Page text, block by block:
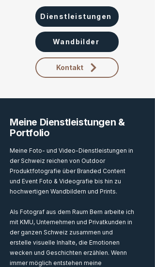
Dienstleistungen
Wandbilder
Kontakt
Meine Dienstleistungen &
Portfolio
Meine Foto- und Video-Dienstleistungen in
der Schweiz reichen von Outdoor
Produktfotografie über Branded Content
und Event Foto & Videografie bis hin zu
hochwertigen Wandbildern und Prints.
Als Fotograf aus dem Raum Bern arbeite ich
mit KMU, Unternehmen und Privatkunden in
der ganzen Schweiz zusammen und
erstelle visuelle Inhalte, die Emotionen
wecken und Geschichten erzählen. Wenn
immer möglich entstehen meine